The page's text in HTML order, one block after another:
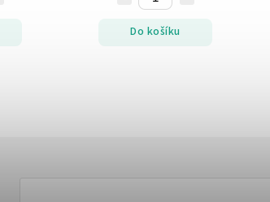
Do košíku